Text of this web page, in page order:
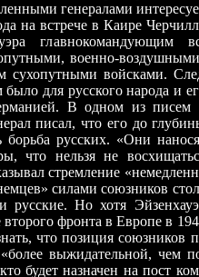
генералами
в Каире Черчилль
главнокомандующим
военно-
войсками.
для русского народа и
В одном из писем
писал, что его до
борьба русских. «Они
что нельзя не
стремление
силами союзников
русские. Но хотя
фронта в Европе в
что позиция союзников
выжидательной, чем
будет назначен на пост